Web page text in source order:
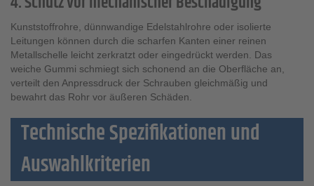
Kunststoffrohre, dünnwandige Edelstahlrohre oder isolierte
Leitungen können durch die scharfen Kanten einer reinen
Metallschelle leicht zerkratzt oder eingedrückt werden. Das
weiche Gummi schmiegt sich schonend an die Oberfläche an,
verteilt den Anpressdruck der Schrauben gleichmäßig und
bewahrt das Rohr vor äußeren Schäden.
Technische Spezifikationen und
Auswahlkriterien